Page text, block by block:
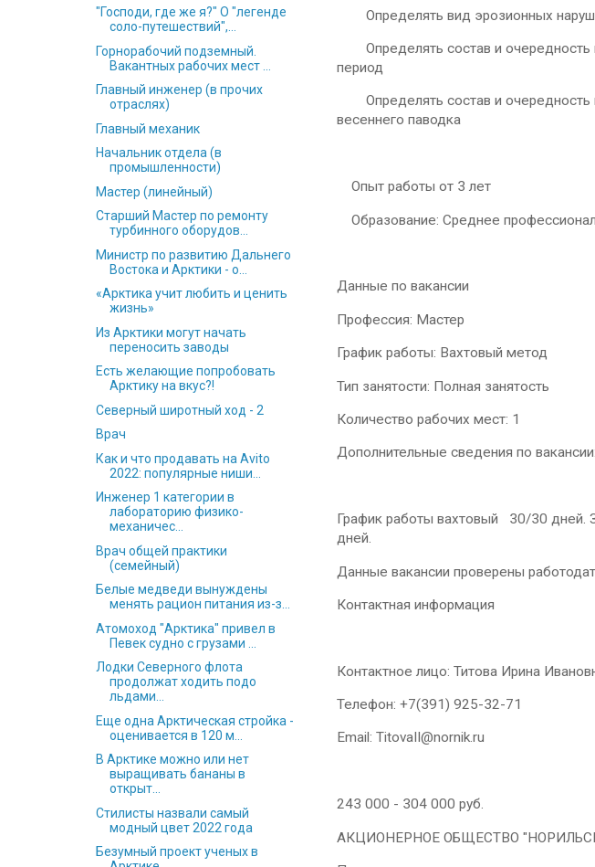
Определять вид эрозионных
Определять состав и очередность
период
Определять состав и очередность
весеннего паводка
Опыт работы от 3 лет
Образование: Среднее
Данные по вакансии
Профессия: Мастер
График работы: Вахтовый метод
Тип занятости: Полная занятость
Количество рабочих мест: 1
Дополнительные сведения по вакансии:
График работы вахтовый 30/30 дней.
дней.
Данные вакансии проверены
Контактная информация
Контактное лицо: Титова Ирина
Телефон: +7(391) 925-32-71
Email: TitovaII@nornik.ru
243 000 - 304 000 руб.
АКЦИОНЕРНОЕ ОБЩЕСТВО
"Господи, где же я?" О "легенде
соло-путешествий",...
Горнорабочий подземный.
Вакантных рабочих мест ...
Главный инженер (в прочих
отраслях)
Главный механик
Начальник отдела (в
промышленности)
Мастер (линейный)
Старший Мастер по ремонту
турбинного оборудов...
Министр по развитию Дальнего
Востока и Арктики - о...
«Арктика учит любить и ценить
жизнь»
Из Арктики могут начать
переносить заводы
Есть желающие попробовать
Арктику на вкус?!
Северный широтный ход - 2
Врач
Как и что продавать на Avito
2022: популярные ниши...
Инженер 1 категории в
лабораторию физико-
механичес...
Врач общей практики
(семейный)
Белые медведи вынуждены
менять рацион питания из-з...
Атомоход "Арктика" привел в
Певек судно с грузами ...
Лодки Северного флота
продолжат ходить подо
льдами...
Еще одна Арктическая стройка -
оценивается в 120 м...
В Арктике можно или нет
выращивать бананы в
открыт...
Стилисты назвали самый
модный цвет 2022 года
Безумный проект ученых в